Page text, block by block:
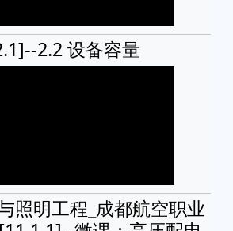
2.2 设备容量
照明工程_成都航空职业